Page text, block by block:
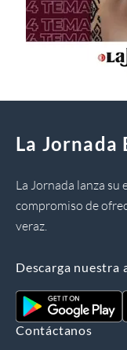
La Jornada
La Jornada lanza
compromiso de
veraz.
Descarga nuestra
Contáctanos